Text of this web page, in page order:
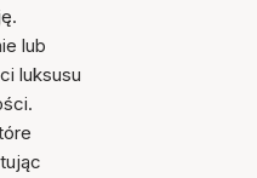
lub
luksusu